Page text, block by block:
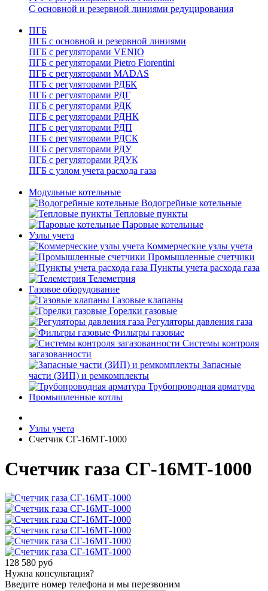
С основной и резервной линиями редуцирования
ПГБ
ПГБ с основной и резервной линиями
ПГБ с регуляторами VENIO
ПГБ с регуляторами Pietro Fiorentini
ПГБ с регуляторами MADAS
ПГБ с регуляторами РДБК
ПГБ с регуляторами РДГ
ПГБ с регуляторами РДК
ПГБ с регуляторами РДНК
ПГБ с регуляторами РДП
ПГБ с регуляторами РДСК
ПГБ с регуляторами РДУ
ПГБ с регуляторами РДУК
ПГБ с узлом учета расхода газа
Модульные котельные
Водогрейные котельные
Тепловые пункты
Паровые котельные
Узлы учета
Коммерческие узлы учета
Промышленные счетчики
Пункты учета расхода газа
Телеметрия
Газовое оборудование
Газовые клапаны
Горелки газовые
Регуляторы давления газа
Фильтры газовые
Системы контроля
загазованности
Запасные
части (ЗИП) и ремкомплекты
Трубопроводная арматура
Промышленные котлы
Узлы учета
Счетчик СГ-16МТ-1000
Счетчик газа СГ-16МТ-1000
128 580 руб
Нужна консультация?
Введите номер телефона и мы перезвоним